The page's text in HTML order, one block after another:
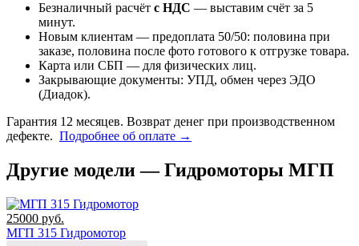
Безналичный расчёт с НДС — выставим счёт за 5
минут.
Новым клиентам — предоплата 50/50: половина при
заказе, половина после фото готового к отгрузке товара.
Карта или СБП — для физических лиц.
Закрывающие документы: УПД, обмен через ЭДО
(Диадок).
Гарантия 12 месяцев. Возврат денег при производственном
дефекте. Подробнее об оплате →
Другие модели — Гидромоторы МГП
25000 руб.
МГП 315 Гидромотор